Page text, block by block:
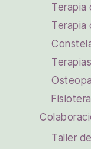
Terapia
Terapia
Taller